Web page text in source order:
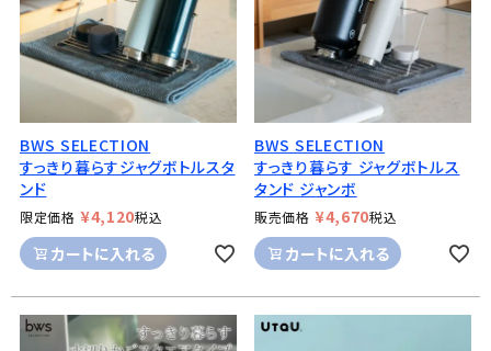
BWS SELECTION
すっきり暮らすジャグボトルスタ
ンド
限定価格 ¥4,120税込
カートに入れる
BWS SELECTION
すっきり暮らす ジャグボトルス
タンド ジャンボ
販売価格 ¥4,670税込
カートに入れる